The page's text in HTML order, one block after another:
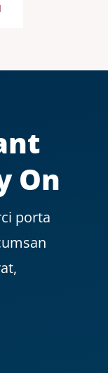
On
porta